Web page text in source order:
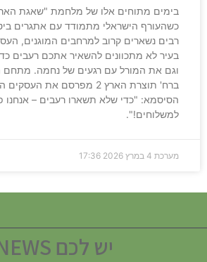
בימים מתוחים אלו של מלחמת "שאגת
כשהעורף הישראלי מתמודד עם אתגרים
רבים נשארים קרוב למרחבים המוגנים,
בעיר לא מתכוונים להשאיר אתכם רעבים
וגם את המורל עם רגעים של נחמה. מתחם
ברח' תוצרת הארץ 2 מפרסם את
הסיסמא: "כדי שלא תשארו רעבים – אנחנו
למשלוחים!".
מערכת 4 במרץ 2026 17:36
יש לכם NEWS?